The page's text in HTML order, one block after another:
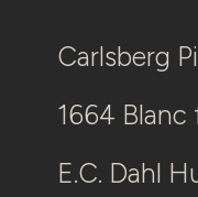
Carlsberg
1664 Blanc
E.C. Dahl